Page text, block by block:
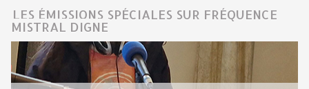
LES ÉMISSIONS SPÉCIALES SUR FRÉQUENCE
MISTRAL DIGNE